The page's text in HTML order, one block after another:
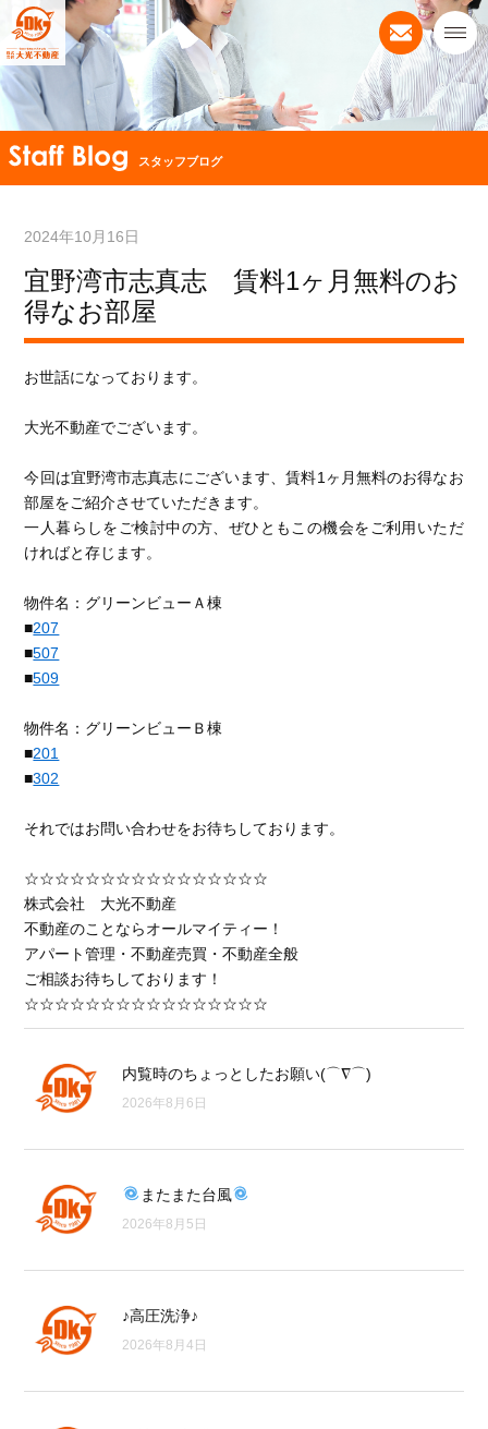
スタッフブログ
2024年10月16日
宜野湾市志真志 賃料1ヶ月無料のお
得なお部屋
お世話になっております。
大光不動産でございます。
今回は宜野湾市志真志にございます、賃料1ヶ月無料のお得なお
部屋をご紹介させていただきます。
一人暮らしをご検討中の方、ぜひともこの機会をご利用いただ
ければと存じます。
物件名：グリーンビューＡ棟
■207
■507
■509
物件名：グリーンビューＢ棟
■201
■302
それではお問い合わせをお待ちしております。
☆☆☆☆☆☆☆☆☆☆☆☆☆☆☆☆
株式会社 大光不動産
不動産のことならオールマイティー！
アパート管理・不動産売買・不動産全般
ご相談お待ちしております！
☆☆☆☆☆☆☆☆☆☆☆☆☆☆☆☆
内覧時のちょっとしたお願い(⌒∇⌒)
2026年8月6日
またまた台風
2026年8月5日
♪高圧洗浄♪
2026年8月4日